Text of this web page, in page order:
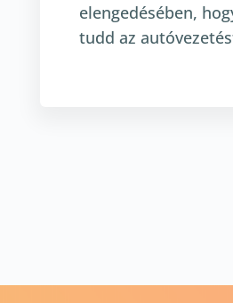
elengedésében,
tudd az